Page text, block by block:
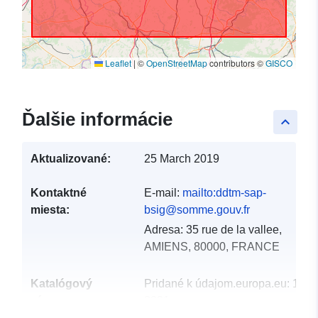
Leaflet | ©OpenStreetMapcontributors ©GISCO
keyboard_arrow_up
Ďalšie informácie
Aktualizované: 25 March 2019
Kontaktné
miesta:
E-mail: mailto:ddtm-sap-
bsig@somme.gouv.fr
Adresa: 35 rue de la vallee,
AMIENS, 80000, FRANCE
Katalógový
Pridané k údajom.europa.eu: 18